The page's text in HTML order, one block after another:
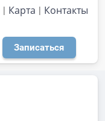
Карта Контакты
Записаться